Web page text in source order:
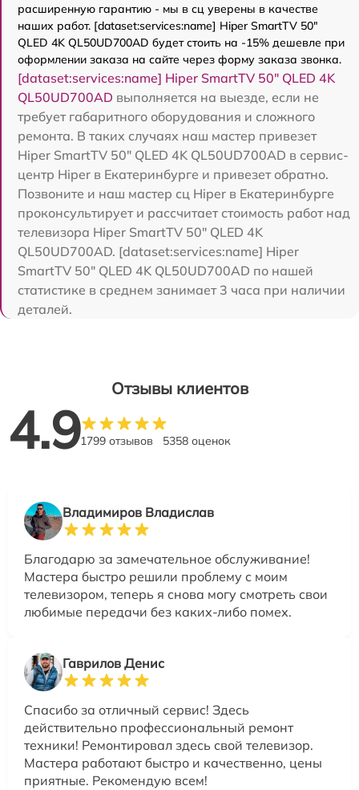
расширенную гарантию - мы в сц уверены в качестве
наших работ. [dataset:services:name] Hiper SmartTV 50"
QLED 4K QL50UD700AD будет стоить на -15% дешевле при
оформлении заказа на сайте через форму заказа звонка.
[dataset:services:name] Hiper SmartTV 50" QLED 4K
QL50UD700AD выполняется на выезде, если не
требует габаритного оборудования и сложного
ремонта. В таких случаях наш мастер привезет
Hiper SmartTV 50" QLED 4K QL50UD700AD в сервис-
центр Hiper в Екатеринбурге и привезет обратно.
Позвоните и наш мастер сц Hiper в Екатеринбурге
проконсультирует и рассчитает стоимость работ над
телевизора Hiper SmartTV 50" QLED 4K
QL50UD700AD. [dataset:services:name] Hiper
SmartTV 50" QLED 4K QL50UD700AD по нашей
статистике в среднем занимает 3 часа при наличии
деталей.
Отзывы клиентов
4.91799 отзывов 5358 оценок
Владимиров Владислав
Благодарю за замечательное обслуживание!
Мастера быстро решили проблему с моим
телевизором, теперь я снова могу смотреть свои
любимые передачи без каких-либо помех.
Гаврилов Денис
Спасибо за отличный сервис! Здесь
действительно профессиональный ремонт
техники! Ремонтировал здесь свой телевизор.
Мастера работают быстро и качественно, цены
приятные. Рекомендую всем!